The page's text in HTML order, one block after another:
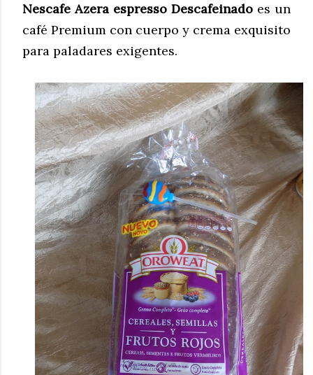
Nescafe Azera espresso Descafeinado es un
café Premium con cuerpo y crema exquisito
para paladares exigentes.